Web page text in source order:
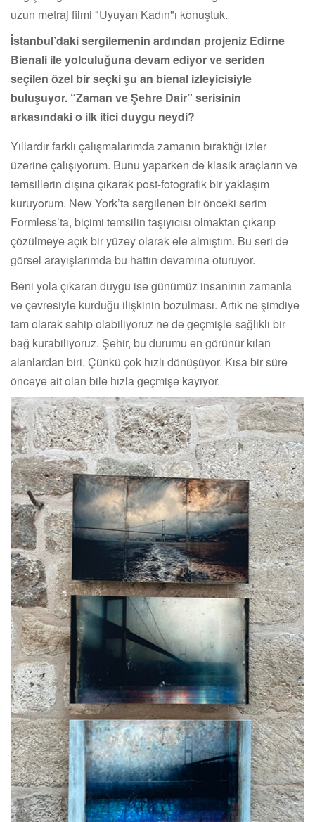
uzun metraj filmi "Uyuyan Kadın"ı konuştuk.
İstanbul’daki sergilemenin ardından projeniz Edirne
Bienali ile yolculuğuna devam ediyor ve seriden
seçilen özel bir seçki şu an bienal izleyicisiyle
buluşuyor. “Zaman ve Şehre Dair” serisinin
arkasındaki o ilk itici duygu neydi?
Yıllardır farklı çalışmalarımda zamanın bıraktığı izler
üzerine çalışıyorum. Bunu yaparken de klasik araçların ve
temsillerin dışına çıkarak post-fotografik bir yaklaşım
kuruyorum. New York’ta sergilenen bir önceki serim
Formless’ta, biçimi temsilin taşıyıcısı olmaktan çıkarıp
çözülmeye açık bir yüzey olarak ele almıştım. Bu seri de
görsel arayışlarımda bu hattın devamına oturuyor.
Beni yola çıkaran duygu ise günümüz insanının zamanla
ve çevresiyle kurduğu ilişkinin bozulması. Artık ne şimdiye
tam olarak sahip olabiliyoruz ne de geçmişle sağlıklı bir
bağ kurabiliyoruz. Şehir, bu durumu en görünür kılan
alanlardan biri. Çünkü çok hızlı dönüşüyor. Kısa bir süre
önceye ait olan bile hızla geçmişe kayıyor.